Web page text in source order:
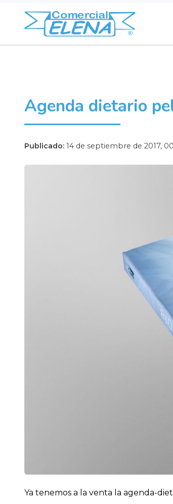
Agenda dietario
Publicado: 14 de septiembre de 2017,
Ya tenemos a la venta la agenda-